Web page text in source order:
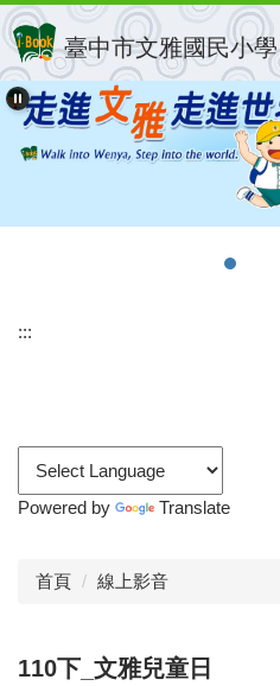
跳
到
主
要
內
容
臺中市文雅國民小學
:::
Powered by Translate
首頁 線上影音
110下_文雅兒童日